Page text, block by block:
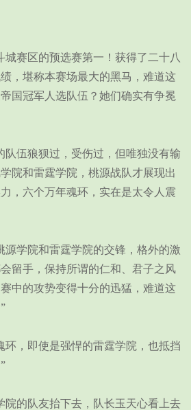
城赛区的预选赛第一！获得了二十八
，堪称本赛场最大的黑马，难道这
国冠军人选队伍？她们确实有争冕
队伍狼狈过，受伤过，但唯独没有输
院和雷霆学院，桃源战队才展现出
，六个万年魂环，实在是太令人震
源学院和雷霆学院的交锋，格外的激
留手，保持所谓的仁和、君子之风
中的攻势变得十分的迅猛，难道这
环，即使是强悍的雷霆学院，也抵挡
院的队友抬下去，队长玉天心看上去